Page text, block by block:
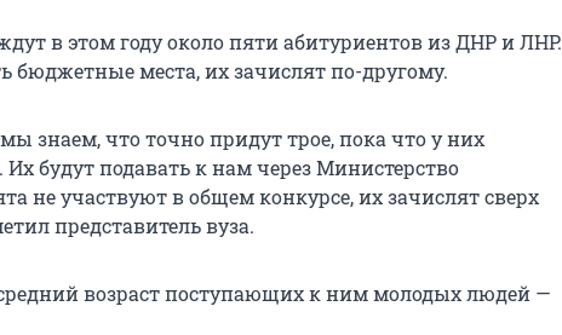
в этом году около пяти абитуриентов из ДНР и ЛНР.
бюджетные места, их зачислят по-другому.
знаем, что точно придут трое, пока что у них
будут подавать к нам через Министерство
не участвуют в общем конкурсе, их зачислят сверх
представитель вуза.
возраст поступающих к ним молодых людей —